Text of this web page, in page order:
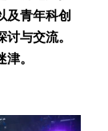
及青年科创
与交流。
。